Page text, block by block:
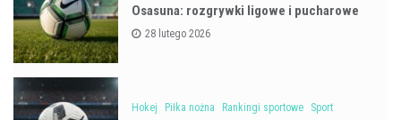
Osasuna: rozgrywki ligowe i pucharowe
28 lutego 2026
Hokej Piłka nożna Rankingi sportowe Sport